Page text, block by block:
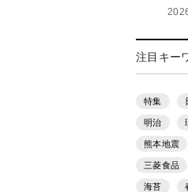
注目キー
特集
明治
熊本地震
三菱食品
海苔